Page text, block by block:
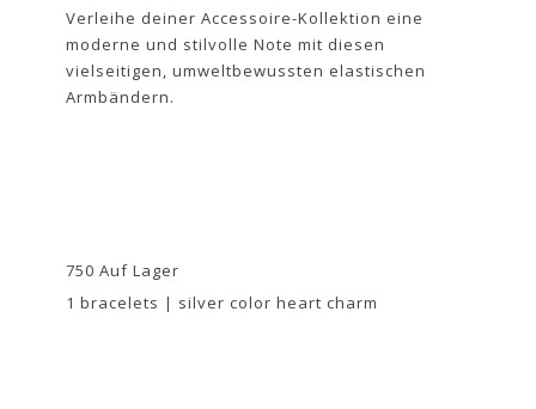
Verleihe deiner Accessoire-Kollektion eine
moderne und stilvolle Note mit diesen
vielseitigen, umweltbewussten elastischen
Armbändern.
750 Auf Lager
1 bracelets | silver color heart charm